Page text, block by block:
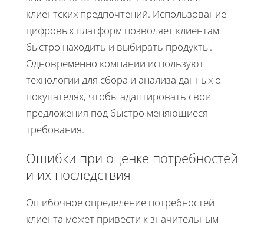
клиентских предпочтений. Использование
цифровых платформ позволяет клиентам
быстро находить и выбирать продукты.
Одновременно компании используют
технологии для сбора и анализа данных о
покупателях, чтобы адаптировать свои
предложения под быстро меняющиеся
требования.
Ошибки при оценке потребностей
и их последствия
Ошибочное определение потребностей
клиента может привести к значительным